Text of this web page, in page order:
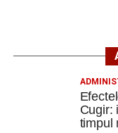
Clădirile
ample de
Potrivit
Cugir:
timpul